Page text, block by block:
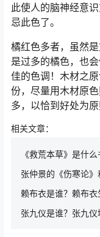
此使人的脑神经意
忌此色了。
橘红色多者，虽然
是过多的橘色，也
佳的色调！木材之
份，尽量用木材原
多，以恰到好处为原
相关文章：
《救荒本草》是什
张仲景的《伤寒论》
赖布衣是谁？赖布衣
张九仪是谁？张九仪